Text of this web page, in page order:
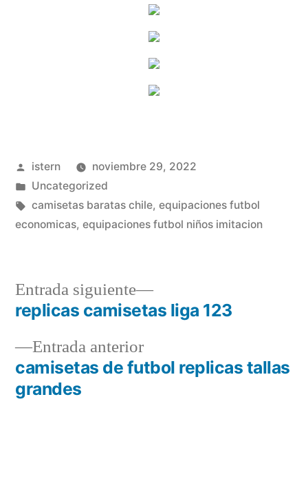
Publicado
por
istern
noviembre 29, 2022
Publicado
en
Uncategorized
Etiquetas:
camisetas baratas chile, equipaciones futbol
economicas, equipaciones futbol niños imitacion
Navegación
de
entradas
Entrada anteriorEntrada
anterior:
camisetas de futbol replicas tallas
grandes
Entrada siguiente
Entrada
siguiente:
replicas camisetas liga 123